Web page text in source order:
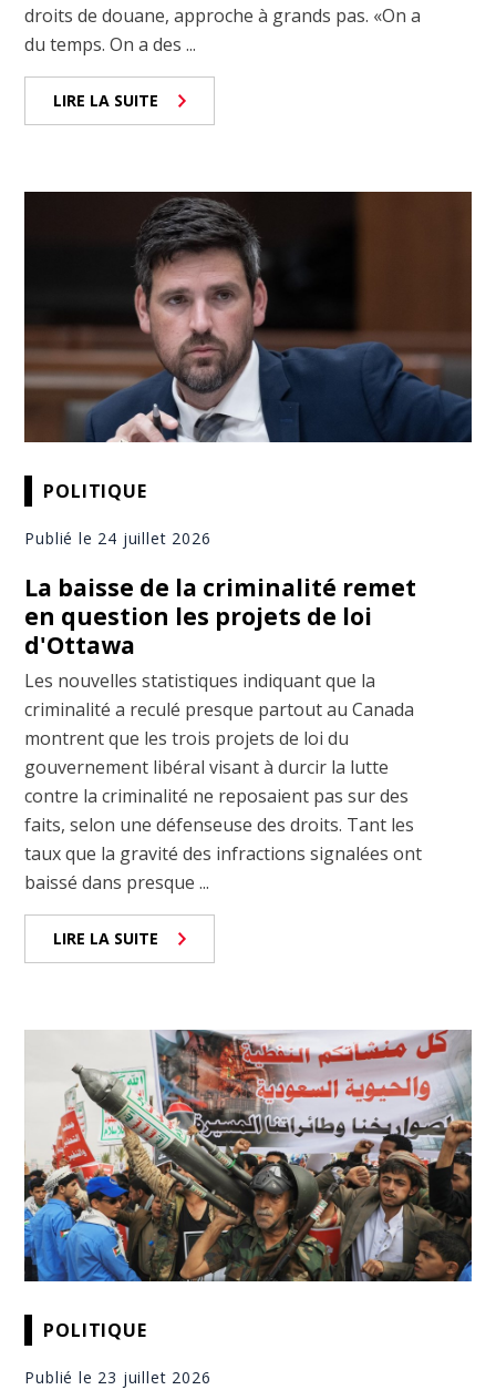
droits de douane, approche à grands pas. «On a
du temps. On a des ...
LIRE LA SUITE
POLITIQUE
Publié le 24 juillet 2026
La baisse de la criminalité remet
en question les projets de loi
d'Ottawa
Les nouvelles statistiques indiquant que la
criminalité a reculé presque partout au Canada
montrent que les trois projets de loi du
gouvernement libéral visant à durcir la lutte
contre la criminalité ne reposaient pas sur des
faits, selon une défenseuse des droits. Tant les
taux que la gravité des infractions signalées ont
baissé dans presque ...
LIRE LA SUITE
POLITIQUE
Publié le 23 juillet 2026